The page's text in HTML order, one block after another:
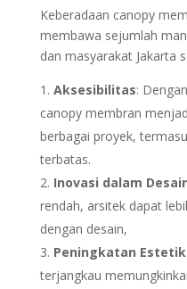
Keberadaan canopy
membawa sejumlah
dan masyarakat Jakarta
Aksesibilitas:
canopy membran
berbagai proyek,
terbatas.
Inovasi dalam
rendah, arsitek dapat
dengan desain,
Peningkatan
terjangkau